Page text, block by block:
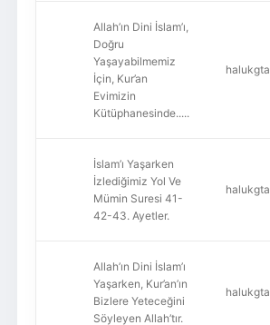
Allah’ın Dini İslam’ı,
Doğru
Yaşayabilmemiz
İçin, Kur’an
Evimizin
Kütüphanesinde.....
halukgta
İslam’ı Yaşarken
İzlediğimiz Yol Ve
Mümin Suresi 41-
42-43. Ayetler.
halukgta
Allah’ın Dini İslam’ı
Yaşarken, Kur’an’ın
Bizlere Yeteceğini
Söyleyen Allah’tır.
halukgta